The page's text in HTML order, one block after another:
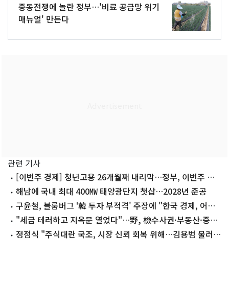
중동전쟁에 놀란 정부…'비료 공급망 위기
매뉴얼' 만든다
관련 기사
[이번주 경제] 청년고용 26개월째 내리막…정부, 이번주 대
책 내놓는다
해남에 국내 최대 400㎿ 태양광단지 첫삽…2028년 준공
구윤철, 블룸버그 '韓 투자 부적격' 주장에 "한국 경제, 어느
때보다 견실"
"세금 테러하고 지옥문 열었다"…野, 檢수사권·부동산·증시
맹폭정점식 "주식대란 국조, 시장 신뢰 회복 위해…김용범 불러